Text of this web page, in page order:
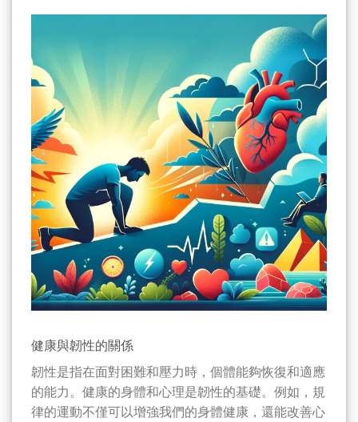
健康與韌性的關係
韌性是指在面對困難和壓力時，個體能夠恢復和適應
的能力。健康的身體和心理是韌性的基礎。例如，規
律的運動不僅可以增強我們的身體健康，還能改善心